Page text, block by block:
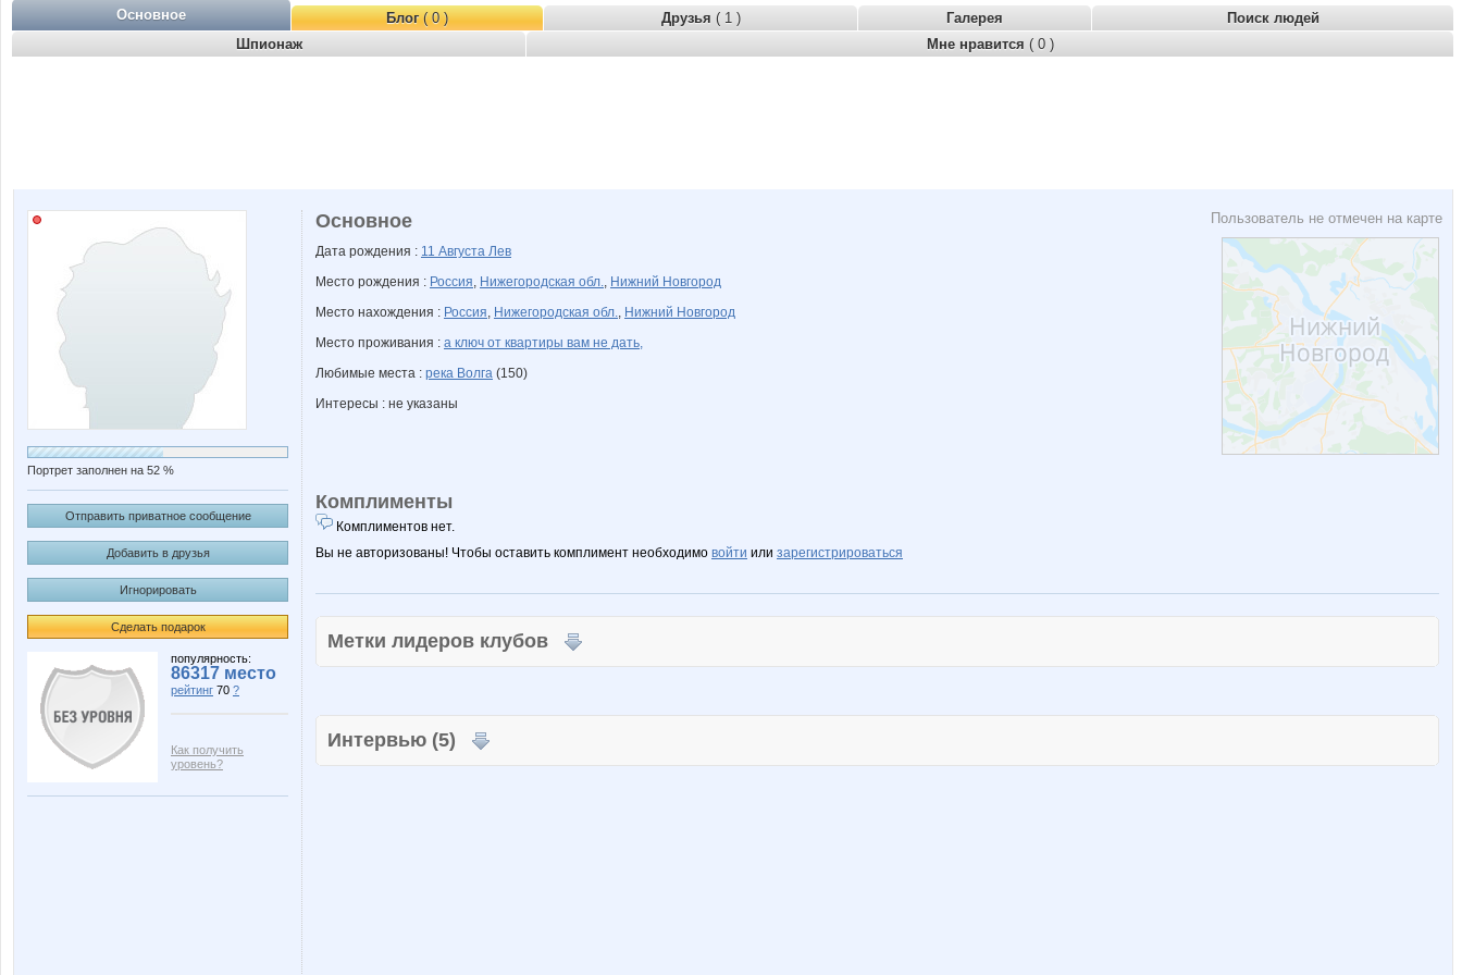
Основное Блог( 0 ) Друзья ( 1 ) Галерея
Поиск людей
Шпионаж
Мне нравится ( 0 )
Портрет заполнен на 52 %
Отправить приватное сообщение
Добавить в друзья
Игнорировать
Сделать подарок
популярность:
86317 место
рейтинг 70 ?
Как получить
уровень?
Пользователь не отмечен на карте
Основное
Дата рождения : 11 Августа Лев
Место рождения : Россия, Нижегородская обл., Нижний Новгород
Место нахождения : Россия, Нижегородская обл., Нижний Новгород
Место проживания : а ключ от квартиры вам не дать,
Любимые места : река Волга (150)
Интересы : не указаны
Комплименты
Комплиментов нет.
Вы не авторизованы! Чтобы оставить комплимент необходимо войти или зарегистрироваться
Метки лидеров клубов
Интервью (5)